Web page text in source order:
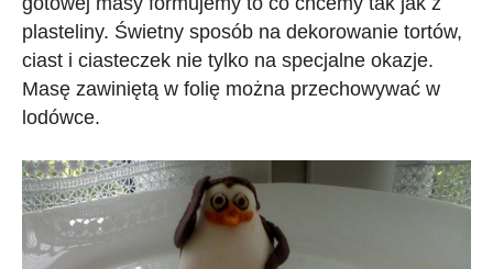
plasteliny. Świetny sposób na dekorowanie tortów,
ciast i ciasteczek nie tylko na specjalne okazje.
Masę zawiniętą w folię można przechowywać w
lodówce.